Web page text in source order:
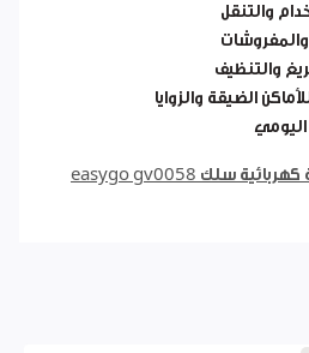
والتنقل
والتنظيف
الضيقة والزوايا
اليومي
مكنسة كهربائية سلك easygo gv0058